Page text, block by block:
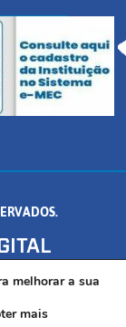
MG - CEP:
melhorar a sua
mais